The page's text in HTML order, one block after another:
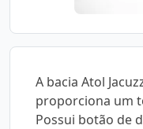
A bacia Atol
proporciona um
Possui botão de